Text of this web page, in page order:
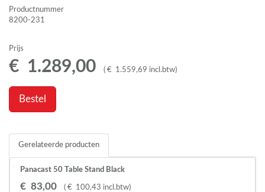
Productnummer
8200-231
Prijs
€ 1.289,00 ( € 1.559,69 incl.btw)
Bestel
Gerelateerde producten
Panacast 50 Table Stand Black
€ 83,00 ( € 100,43 incl.btw)